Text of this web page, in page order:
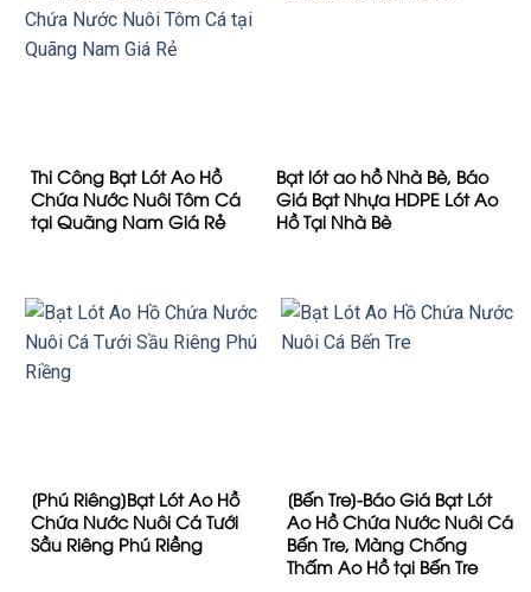
Thi Công Bạt Lót Ao Hồ
Chứa Nước Nuôi Tôm Cá
tại Quãng Nam Giá Rẻ
Bạt lót ao hồ Nhà Bè, Báo
Giá Bạt Nhựa HDPE Lót Ao
Hồ Tại Nhà Bè
[Phú Riêng]Bạt Lót Ao Hồ
Chứa Nước Nuôi Cá Tưới
Sầu Riêng Phú Riềng
[Bến Tre]-Báo Giá Bạt Lót
Ao Hồ Chứa Nước Nuôi Cá
Bến Tre, Màng Chống
Thấm Ao Hồ tại Bến Tre